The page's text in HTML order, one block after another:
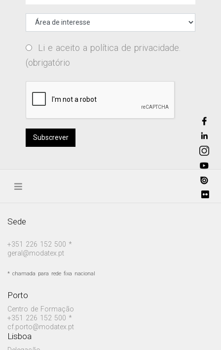
Li e aceito a política de privacidade
(obrigatório
Subscrever
Sede
+351 226 152 500 *
geral@modatex.pt
* chamada para rede fixa nacional
Porto
Centro de Formação
+351 226 152 500 *
cf.porto@modatex.pt
Lisboa